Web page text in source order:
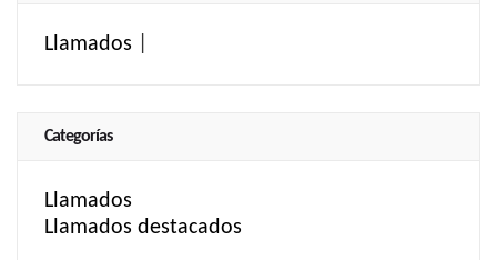
Llamados
Categorías
Llamados
Llamados destacados